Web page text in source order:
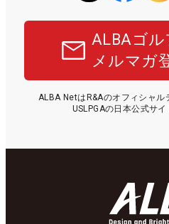
ALBAゴ
メルマガ
ALBA NetはR&Aのオフィシャ
USLPGAの日本公式サイ